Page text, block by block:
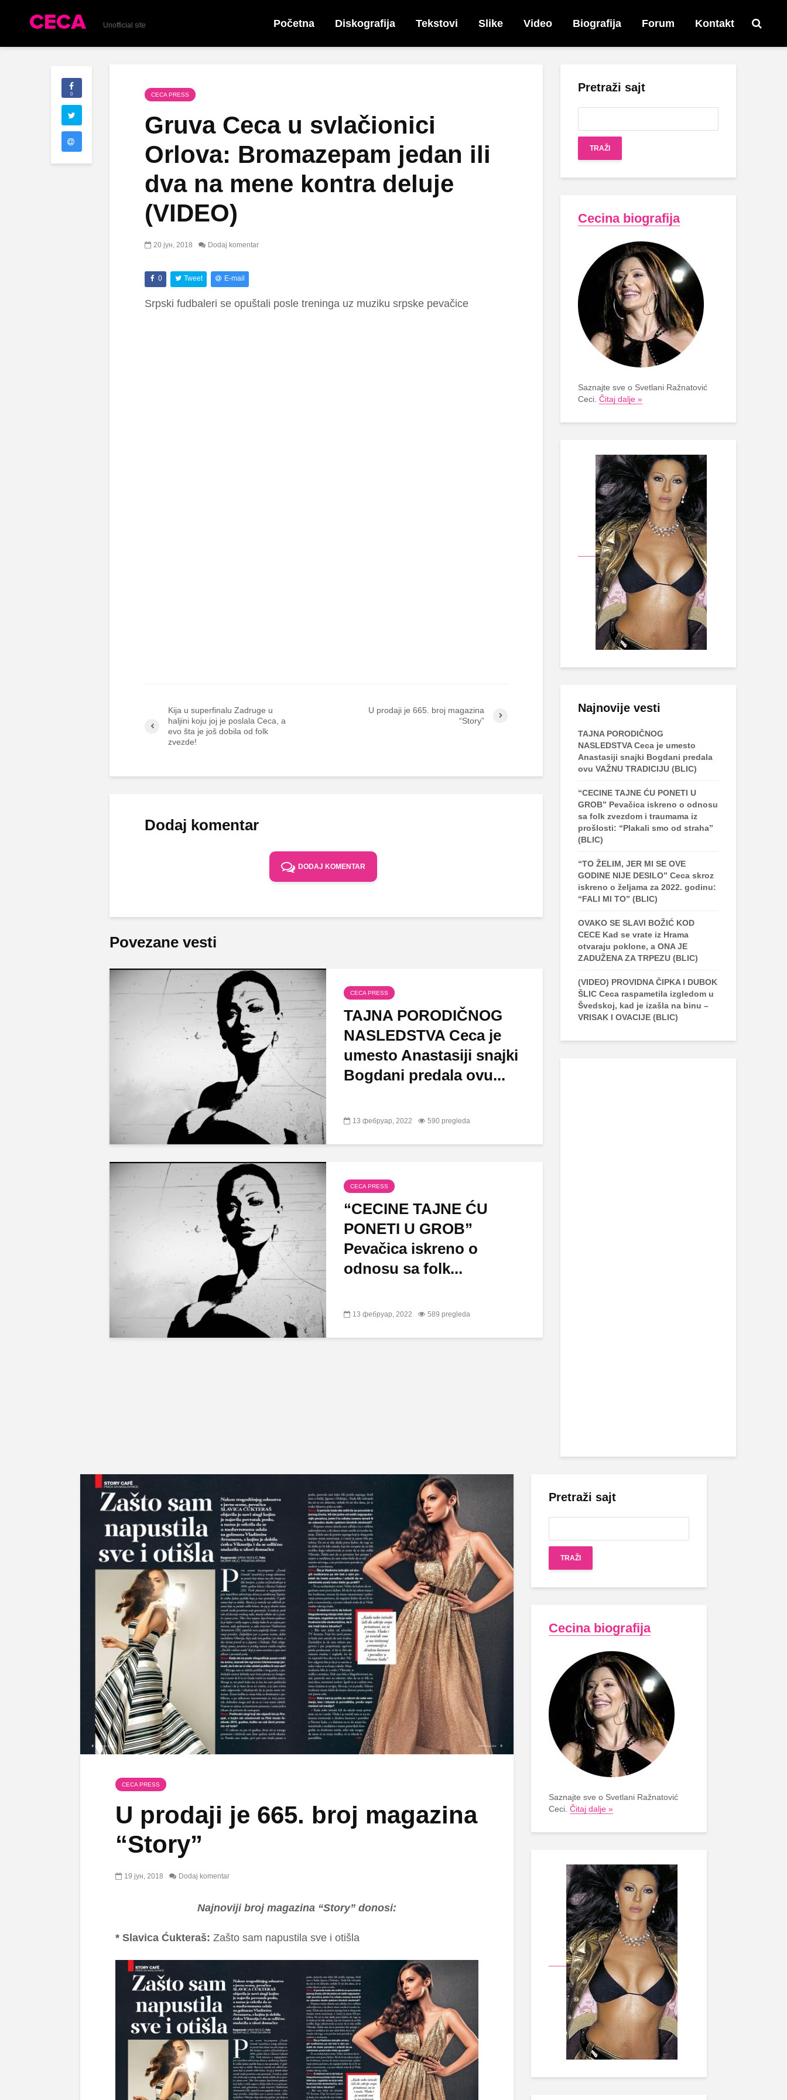
Unofficial site Početna Diskografija Tekstovi Slike Video Biografija Forum Kontakt
0 CECA PRESS
Gruva Ceca u svlačionici
Orlova: Bromazepam jedan ili
dva na mene kontra deluje
(VIDEO)
20 јун, 2018 Dodaj komentar
0 Tweet E-mail
Srpski fudbaleri se opuštali posle treninga uz muziku srpske pevačice
Kija u superfinalu Zadruge u
haljini koju joj je poslala Ceca, a
evo šta je još dobila od folk
zvezde!
U prodaji je 665. broj magazina
“Story”
Dodaj komentar
DODAJ KOMENTAR
Povezane vesti
CECA PRESS
TAJNA PORODIČNOG
NASLEDSTVA Ceca je
umesto Anastasiji snajki
Bogdani predala ovu...
13 фебруар, 2022 590 pregleda
CECA PRESS
“CECINE TAJNE ĆU
PONETI U GROB”
Pevačica iskreno o
odnosu sa folk...
13 фебруар, 2022 589 pregleda
Pretraži sajt
Cecina biografija
Saznajte sve o Svetlani Ražnatović
Ceci. Čitaj dalje »
Najnovije vesti
TAJNA PORODIČNOG
NASLEDSTVA Ceca je umesto
Anastasiji snajki Bogdani predala
ovu VAŽNU TRADICIJU (BLIC)
“CECINE TAJNE ĆU PONETI U
GROB” Pevačica iskreno o odnosu
sa folk zvezdom i traumama iz
prošlosti: “Plakali smo od straha”
(BLIC)
“TO ŽELIM, JER MI SE OVE
GODINE NIJE DESILO” Ceca skroz
iskreno o željama za 2022. godinu:
“FALI MI TO” (BLIC)
OVAKO SE SLAVI BOŽIĆ KOD
CECE Kad se vrate iz Hrama
otvaraju poklone, a ONA JE
ZADUŽENA ZA TRPEZU (BLIC)
(VIDEO) PROVIDNA ČIPKA I DUBOK
ŠLIC Ceca raspametila izgledom u
Švedskoj, kad je izašla na binu –
VRISAK I OVACIJE (BLIC)
CECA PRESS
U prodaji je 665. broj magazina
“Story”
19 јун, 2018 Dodaj komentar
Najnoviji broj magazina “Story” donosi:
* Slavica Ćukteraš: Zašto sam napustila sve i otišla
Pretraži sajt
Cecina biografija
Saznajte sve o Svetlani Ražnatović
Ceci. Čitaj dalje »